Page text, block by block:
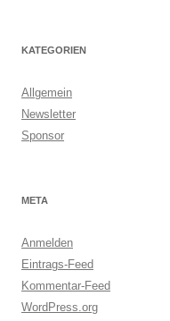
KATEGORIEN
Allgemein
Newsletter
Sponsor
META
Anmelden
Eintrags-Feed
Kommentar-Feed
WordPress.org